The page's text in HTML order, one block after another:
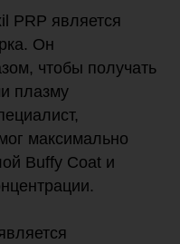
PRP является
Он
чтобы получать
плазму
максимально
Buffy Coat и